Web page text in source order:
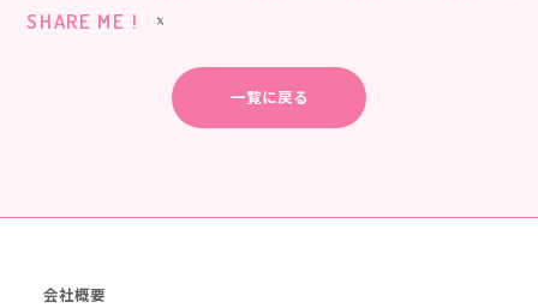
SHARE ME !
一覧に戻る
会社概要